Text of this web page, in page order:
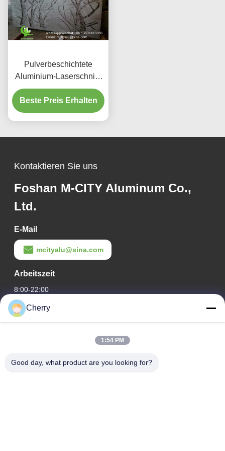
Pulverbeschichtete
Aluminium-Laserschnitt-
Paneele mit
kundenspezifischen RAL-
Farben und
1000x2000mm für
Beste Preis Erhalten
Kontaktieren Sie uns
Foshan M-CITY Aluminum Co.,
Ltd.
E-Mail
mcityalu@sina.com
Arbeitszeit
8:00-22:00
Unsere Adresse
Hegui Industriepark, Lishui, Nanhai Foshan Guangdong PR
Cherry
1:54 PM
Good day, what product are you looking for?